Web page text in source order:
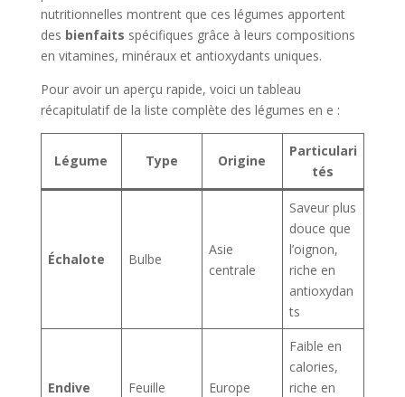
nutritionnelles montrent que ces légumes apportent
des bienfaits spécifiques grâce à leurs compositions
en vitamines, minéraux et antioxydants uniques.
Pour avoir un aperçu rapide, voici un tableau
récapitulatif de la liste complète des légumes en e :
Légume Type Origine
Particulari
tés
Échalote Bulbe
Asie
centrale
Saveur plus
douce que
l’oignon,
riche en
antioxydan
ts
Endive Feuille Europe
Faible en
calories,
riche en